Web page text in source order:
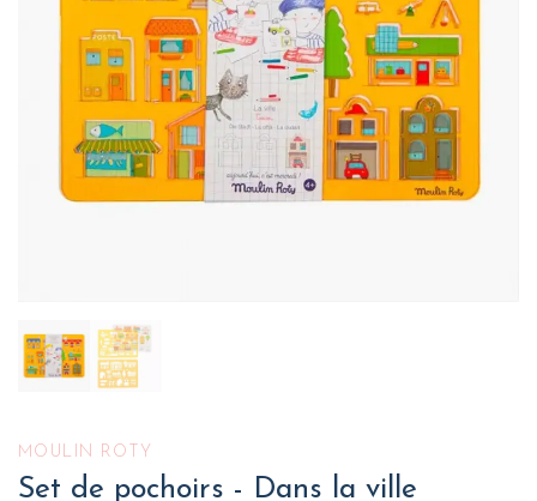
MOULIN ROTY
Set de pochoirs - Dans la ville